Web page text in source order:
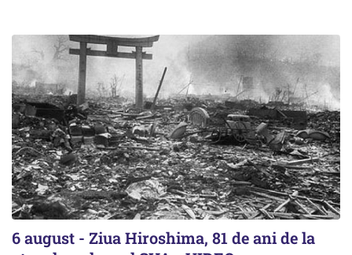
6 august - Ziua Hiroshima, 81 de ani de la